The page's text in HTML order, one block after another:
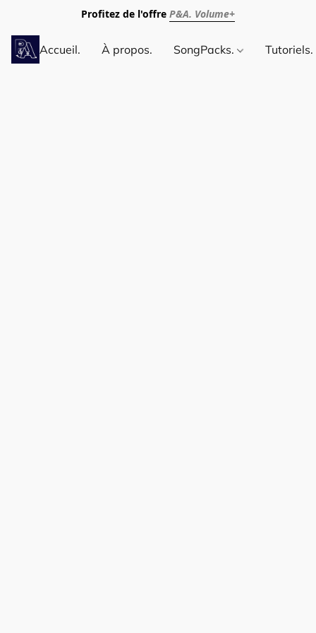
Profitez de l'offre P&A. Volume+
Accueil. À propos. SongPacks. Tutoriels.